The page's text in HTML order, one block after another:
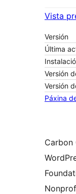
Vista
Versión
Última
Versión
Versión
Páxina
Carbon